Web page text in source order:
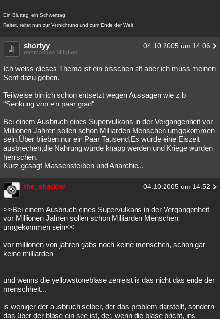
Ein Bluttag, ein Schwerttag!
Reitet, reitet nun zur Vernichtung und zum Ende der Welt!
shortyy 04.10.2005 um 14:06
ehemaliges Mitglied
Ich weiss dieses Thema ist ein bisschen alt aber ich muss meinen
Senf dazu geben.
Teilweise bin ich schon entsetzt wegen Aussagen wie z.b
"Senkung von ein paar grad".
Bei einem Ausbruch eines Supervulkans in der Vergangenheit vor
Millionen Jahren sollen schon Milliarden Menschen umgekommen
sein.Über blieben nur ein Paar Tausend.Es würde eine Eiszeit
ausbrechen,die Nahrung würde knapp werden und Kriege würden
herrschen.
Kurz gesagt Massensterben und Anarchie...
the_shadow 04.10.2005 um 14:52
>>Bei einem Ausbruch eines Supervulkans in der Vergangenheit
vor Millionen Jahren sollen schon Milliarden Menschen
umgekommen sein<<
vor millionen von jahren gabs noch keine menschen, schon gar
keine milliarden
und wenns die yellowstoneblase zerreist is das nicht das ende der
menschheit...
is weniger der ausbruch selber, der das problem darstellt, sondern
das über der blase ein see ist, der, wenn die blase bricht, ins